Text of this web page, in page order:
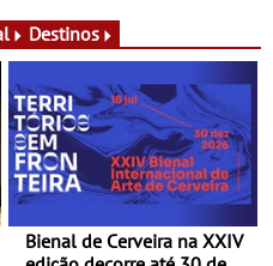
Destinos
Bienal de Cerveira na XXIV